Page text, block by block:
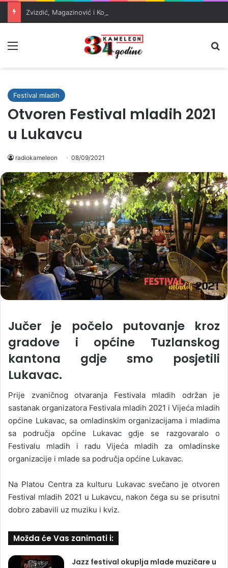
Festival mladih
Otvoren Festival mladih 2021
u Lukavcu
radiokameleon 08/09/2021
Jučer je počelo putovanje kroz
gradove i općine Tuzlanskog
kantona gdje smo posjetili
Lukavac.
Prije zvaničnog otvaranja Festivala mladih održan je
sastanak organizatora Festivala mladih 2021 i Vijeća mladih
općine Lukavac, sa omladinskim organizacijama i mladima
sa područja općine Lukavac gdje se razgovaralo o
Festivalu mladih i radu Vijeća mladih za omladinske
organizacije i mlade sa područja općine Lukavac.
Na Platou Centra za kulturu Lukavac svečano je otvoren
Festival mladih 2021 u Lukavcu, nakon čega su se prisutni
dobro zabavili uz muziku i kviz.
Možda će Vas zanimati i:
Jazz festival okuplja mlade muzičare u